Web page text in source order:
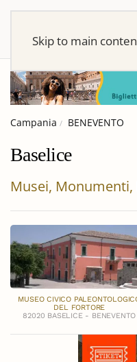
Skip to main
Campania BENEVENTO
Baselice
Musei, Monumenti,
MUSEO CIVICO
DEL FORTORE
82020 BASELICE - BENEVENTO